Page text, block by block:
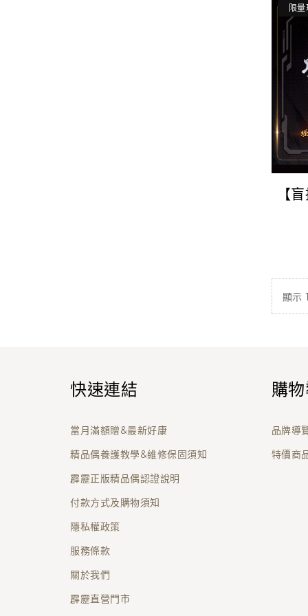
限
【
顯示
快速連結
當月滿額贈&最新好康
精品偶養護教學&維修保固須知
霹靂正版精品偶認證說明
付款方式及購物須知
隱私權政策
服務條款
關於我們
霹靂直營門市
購
品牌導
特價商